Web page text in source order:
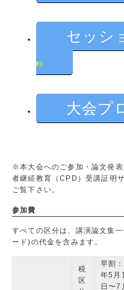
セッシ
大会プ
※本大会へのご参加・論文発
者継続教育（CPD）受講証明
ご覧下さい。
参加費
すべての区分は、講演論文集
ード)の代金を含みます。
税
区
早割
年5月
日〜7